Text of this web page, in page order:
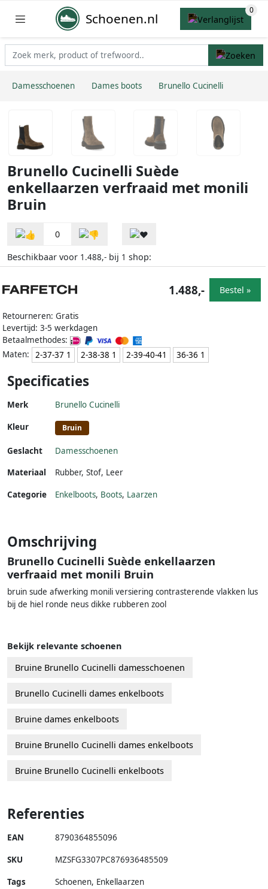
Schoenen.nl
Damesschoenen Dames boots Brunello Cucinelli
Brunello Cucinelli Suède
enkellaarzen verfraaid met monili
Bruin
0
Beschikbaar voor 1.488,- bij 1 shop:
Retourneren: Gratis
Levertijd: 3-5 werkdagen
Betaalmethodes:
Maten:
2-37-37 1 2-38-38 1 2-39-40-41 36-36 1
1.488,- Bestel »
Specificaties
Merk Brunello Cucinelli
Kleur Bruin
Geslacht
Damesschoenen
Materiaal
Rubber, Stof, Leer
Categorie Enkelboots, Boots, Laarzen
Omschrijving
Brunello Cucinelli Suède enkellaarzen
verfraaid met monili Bruin
bruin sude afwerking monili versiering contrasterende vlakken lus
bij de hiel ronde neus dikke rubberen zool
Bekijk relevante schoenen
Bruine Brunello Cucinelli damesschoenen
Brunello Cucinelli dames enkelboots
Bruine dames enkelboots
Bruine Brunello Cucinelli dames enkelboots
Bruine Brunello Cucinelli enkelboots
Referenties
EAN 8790364855096
SKU MZSFG3307PC876936485509
Tags
Schoenen, Enkellaarzen